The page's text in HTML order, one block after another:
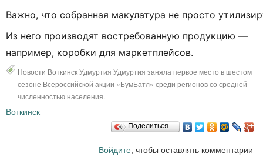
Важно, что собранная макулатура не просто
Из него производят востребованную продукцию —
например, коробки для маркетплейсов.
Новости Воткинск Удмуртия Удмуртия заняла первое место в шестом
сезоне Всероссийской акции «БумБатл» среди регионов со средней
численностью населения.
Воткинск
Поделиться…
Войдите, чтобы оставлять комментарии